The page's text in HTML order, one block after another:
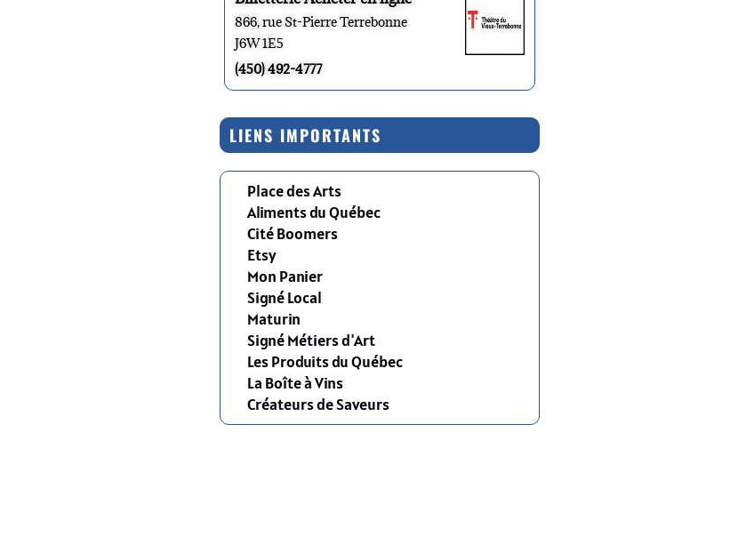
866, rue St-Pierre Terrebonne
J6W 1E5
(450) 492-4777
LIENS IMPORTANTS
Place des Arts
Aliments du Québec
Cité Boomers
Etsy
Mon Panier
Signé Local
Maturin
Signé Métiers d'Art
Les Produits du Québec
La Boîte à Vins
Créateurs de Saveurs